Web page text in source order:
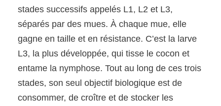
stades successifs appelés L1, L2 et L3,
séparés par des mues. À chaque mue, elle
gagne en taille et en résistance. C’est la larve
L3, la plus développée, qui tisse le cocon et
entame la nymphose. Tout au long de ces trois
stades, son seul objectif biologique est de
consommer, de croître et de stocker les